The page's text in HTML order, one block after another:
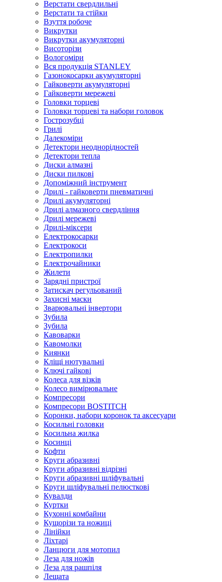
Верстати свердлильні
Верстати та стійки
Взуття робоче
Викрутки
Викрутки акумуляторні
Висоторізи
Вологоміри
Вся продукція STANLEY
Газонокосарки акумуляторні
Гайковерти акумуляторні
Гайковерти мережеві
Головки торцеві
Головки торцеві та набори головок
Гострозубці
Грилі
Далекоміри
Детектори неоднорідностей
Детектори тепла
Диски алмазні
Диски пилкові
Допоміжний інструмент
Дрилі - гайковерти пневматичні
Дрилі акумуляторні
Дрилі алмазного свердління
Дрилі мережеві
Дрилі-міксери
Електрокосарки
Електрокоси
Електропилки
Електрочайники
Жилети
Зарядні пристрої
Затискач регульований
Захисні маски
Зварювальні інвертори
Зубила
Зубила
Кавоварки
Кавомолки
Киянки
Кліщі нютувальні
Ключі гайкові
Колеса для візків
Колесо вимірювальне
Компресори
Компресори BOSTITCH
Коронки, набори коронок та аксесуари
Косильні головки
Косильна жилка
Косинці
Кофти
Круги абразивні
Круги абразивні відрізні
Круги абразивні шліфувальні
Круги шліфувальні пелюсткові
Кувалди
Куртки
Кухонні комбайни
Кущорізи та ножиці
Лінійки
Ліхтарі
Ланцюги для мотопил
Леза для ножів
Леза для рашпіля
Лещата